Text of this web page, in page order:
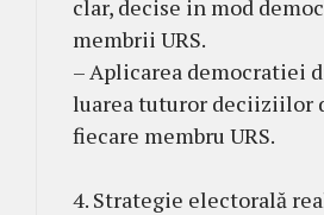
clar, decise in mod
membrii URS.
– Aplicarea democratiei
luarea tuturor deciiziilor
fiecare membru URS.
4. Strategie electorală